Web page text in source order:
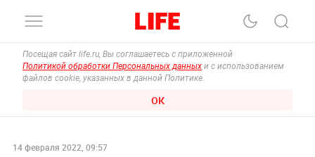
Посещая сайт life.ru, Вы соглашаетесь с приложенной
Политикой обработки Персональных данных и с использованием
файлов cookie, указанных в данной Политике.
ОК
14 февраля 2022, 09:57